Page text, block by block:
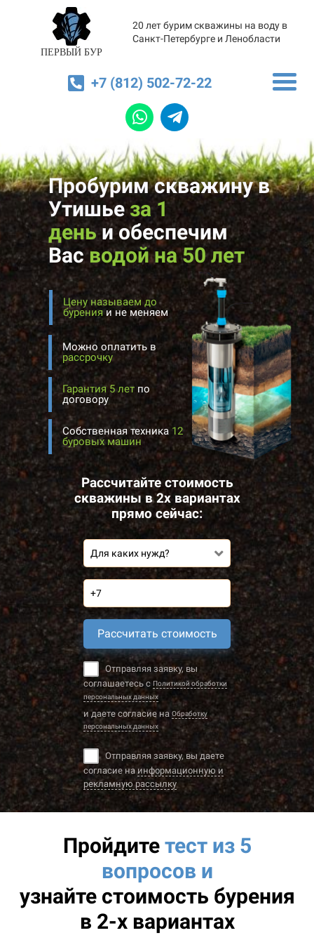
ПЕРВЫЙ БУР
20 лет бурим скважины на воду в
Санкт-Петербурге и Ленобласти
+7 (812) 502-72-22
Пробурим скважину в
Утишьеза 1
деньиобеспечим
Васводой на 50 лет
Цену называем до
буренияи не меняем
Собственная техника 12
буровых машин
Можно оплатить в
рассрочку
Рассчитайте стоимость
скважины в 2х вариантах
прямо сейчас:
Для каких нужд?
Рассчитать стоимость
Отправляя заявку, вы
соглашаетесь с Политикой обработки
персональных данных
и даете согласие на Обработку
персональных данных
Отправляя заявку, вы даете
согласие наинформационную и
рекламную рассылку
Гарантия 5 лет по
договору
Пройдитетест из 5
вопросов и
узнайте стоимость бурения
в 2-х вариантах